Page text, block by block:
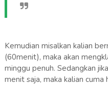
Kemudian misalkan kalian
(60menit), maka akan
minggu penuh. Sedangkan
menit saja, maka kalian